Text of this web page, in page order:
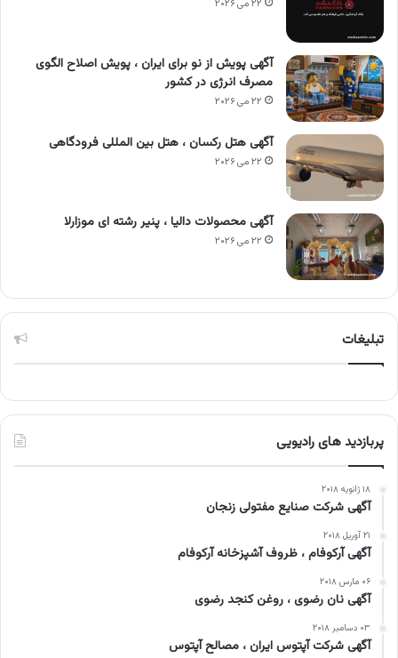
۲۲ می ۲۰۲۶
آگهی پویش از نو برای ایران ، پویش اصلاح الگوی
مصرف انرژی در کشور
۲۲ می ۲۰۲۶
آگهی هتل رکسان ، هتل بین المللی فرودگاهی
۲۲ می ۲۰۲۶
آگهی محصولات دالیا ، پنیر رشته ای موزارلا
۲۲ می ۲۰۲۶
تبلیغات
پربازدید های رادیویی
۱۸ ژانویه ۲۰۱۸
آگهی شرکت صنایع مفتولی زنجان
۲۱ آوریل ۲۰۱۸
آگهی آرکوفام ، ظروف آشپزخانه آرکوفام
۰۶ مارس ۲۰۱۸
آگهی نان رضوی ، روغن کنجد رضوی
۰۳ دسامبر ۲۰۱۸
آگهی شرکت آپتوس ایران ، مصالح آپتوس